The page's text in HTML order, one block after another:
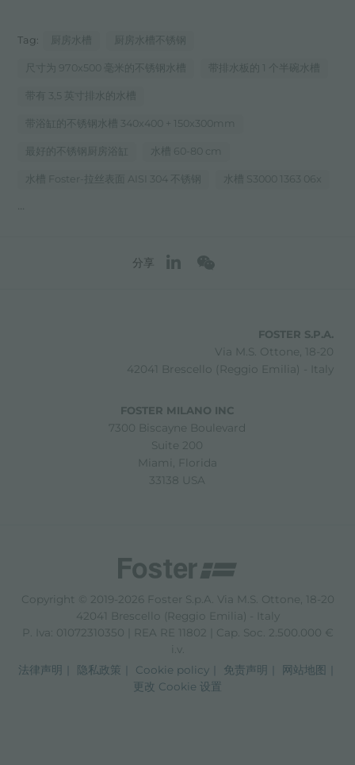
Tag: 厨房水槽 厨房水槽不锈钢
尺寸为 970x500 毫米的不锈钢水槽 带排水板的 1 个半碗水槽
带有 3,5 英寸排水的水槽
带浴缸的不锈钢水槽 340x400 + 150x300mm
最好的不锈钢厨房浴缸 水槽 60-80 cm
水槽 Foster-拉丝表面 AISI 304 不锈钢 水槽 S3000 1363 06x
分享
FOSTER S.P.A.
Via M.S. Ottone, 18-20
42041 Brescello (Reggio Emilia) - Italy
FOSTER MILANO INC
7300 Biscayne Boulevard
Suite 200
Miami, Florida
33138 USA
Copyright © 2019-2026 Foster S.p.A. Via M.S. Ottone, 18-20
42041 Brescello (Reggio Emilia) - Italy
P. Iva: 01072310350 | REA RE 11802 | Cap. Soc. 2.500.000 €
i.v.
法律声明
隐私政策 Cookie policy 免责声明
网站地图
更改 Cookie 设置